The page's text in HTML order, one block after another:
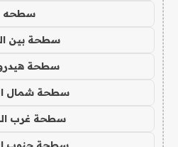
سطحه
سطحة بين
سطحة
سطحة شمال
سطحة غرب